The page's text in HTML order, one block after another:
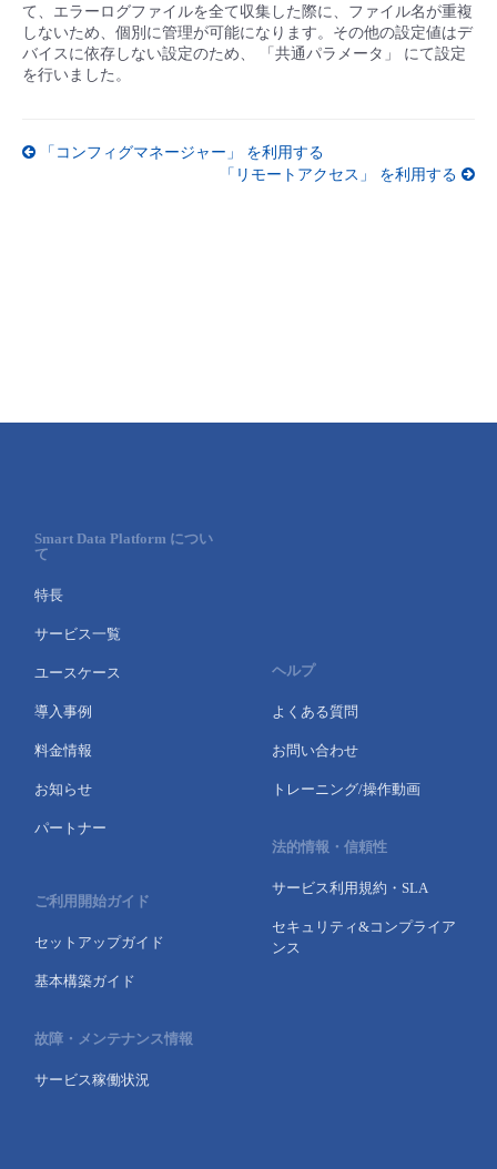
て、エラーログファイルを全て収集した際に、ファイル名が重複
しないため、個別に管理が可能になります。その他の設定値はデ
バイスに依存しない設定のため、 「共通パラメータ」 にて設定
を行いました。
「コンフィグマネージャー」 を利用する
「リモートアクセス」 を利用する
Smart Data Platform につい
て
特長
サービス一覧
ユースケース
導入事例
料金情報
お知らせ
パートナー
ご利用開始ガイド
セットアップガイド
基本構築ガイド
故障・メンテナンス情報
サービス稼働状況
ヘルプ
よくある質問
お問い合わせ
トレーニング/操作動画
法的情報・信頼性
サービス利用規約・SLA
セキュリティ&コンプライア
ンス